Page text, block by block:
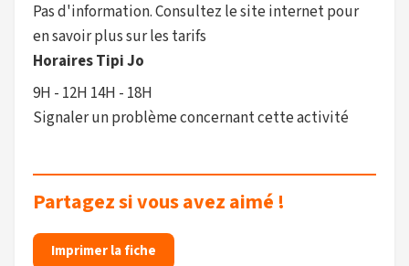
Pas d'information. Consultez le site internet pour
en savoir plus sur les tarifs
Horaires Tipi Jo
9H - 12H 14H - 18H
Signaler un problème concernant cette activité
Partagez si vous avez aimé !
Imprimer la fiche